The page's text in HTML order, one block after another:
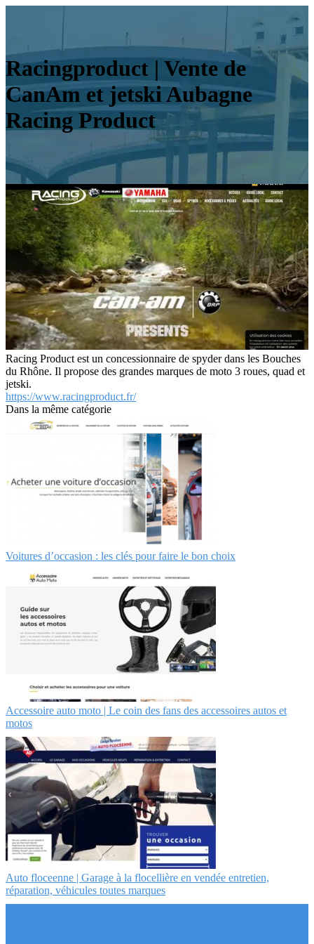
Racingpro­duct | Vente de
CanAm et jetski Aubagne
Racing Product
Racing Product est un concessionnaire de spyder dans les Bouches
du Rhône. Il propose des grandes marques de moto 3 roues, quad et
jetski.
https://www.racingproduct.fr/
Dans la même catégorie
Voitures d’occasion : les clés pour faire le bon choix
Accessoire auto moto | Le coin des fans des accessoires autos et
motos
Auto floceenne | Garage à la flocellière en vendée entretien,
réparation, véhicules toutes marques